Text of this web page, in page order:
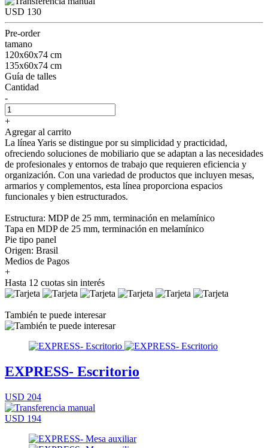
USD 130
Pre-order
tamano
120x60x74 cm
135x60x74 cm
Guía de talles
Cantidad
-
+
Agregar al carrito
La línea Yaris se distingue por su simplicidad y practicidad,
ofreciendo soluciones de mobiliario que se adaptan a las necesidades
de profesionales y entornos de trabajo que requieren eficiencia y
organización. Con una variedad de productos que incluyen mesas,
armarios y complementos, esta línea proporciona espacios
funcionales y bien estructurados.
Estructura: MDP de 25 mm, terminación en melamínico
Tapa en MDP de 25 mm, terminación en melamínico
Pie tipo panel
Origen: Brasil
Medios de Pagos
+
Hasta 12 cuotas sin interés
También te puede interesar
EXPRESS- Escritorio
USD 204
USD 194